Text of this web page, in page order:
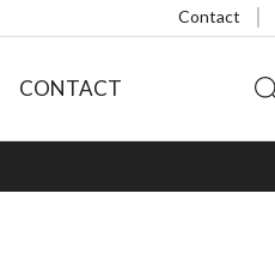
Contact
CONTACT